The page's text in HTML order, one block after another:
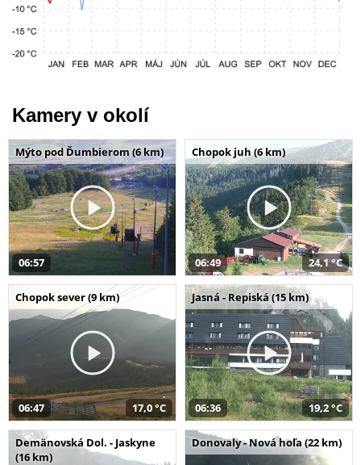
Kamery v okolí
Mýto pod Ďumbierom (6 km)
06:57
Chopok juh (6 km)
06:49 24,1 °C
Chopok sever (9 km)
06:47 17,0 °C
Jasná - Repiská (15 km)
06:36 19,2 °C
Demänovská Dol. - Jaskyne
(16 km)
Donovaly - Nová hoľa (22 km)